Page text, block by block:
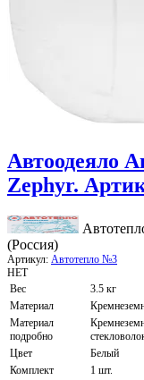
Автоодеяло
Zephyr.
(Россия)
Артикул: Автотепло №3
НЕТ
Вес
3.5 кг
Материал
Материал
подробно
Цвет
Белый
Комплект
1 шт.